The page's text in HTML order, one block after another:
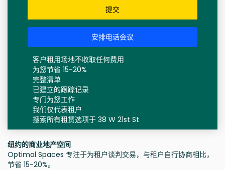
提交
安排电话会议
客户租用场地不收取任何费用
为您节省 15-20%
完整清单
已建立的跟踪记录
专门为您工作
我们仅代表租户
搜索所有租赁选项于 38 W 21st St
纽约的商业地产空间
Optimal Spaces 专注于为租户谈判交易，与租户自行协商相比，
节省 15-20%。